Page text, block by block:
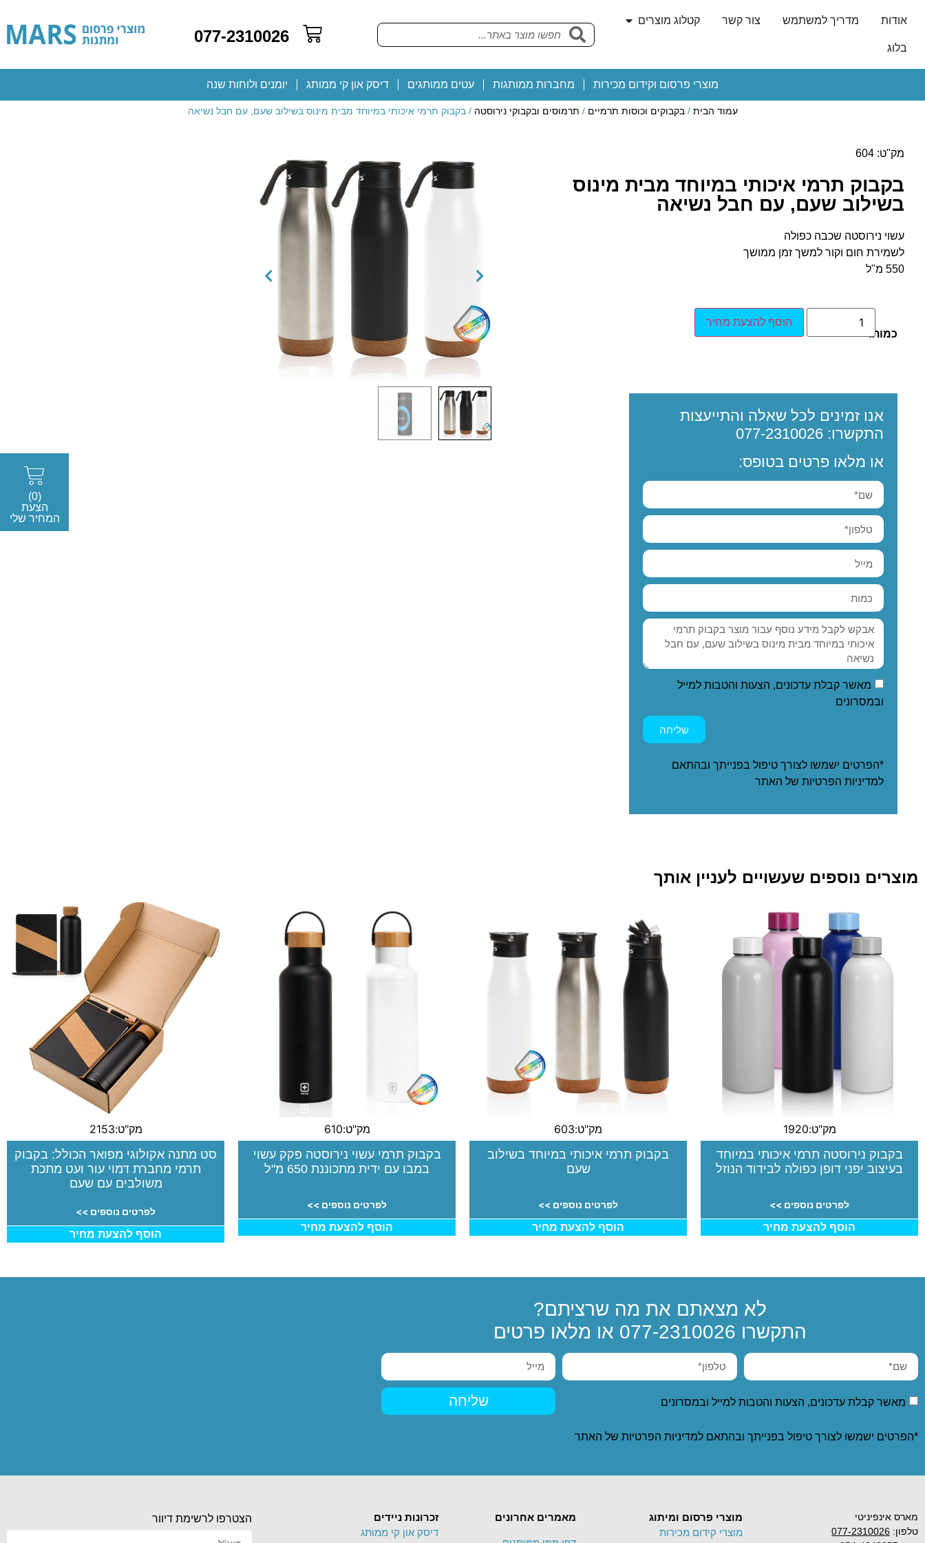
אודות מדריך למשתמש צור קשר קטלוג מוצרים
בלוג
077-2310026
מוצרי פרסום וקידום מכירות מחברות ממותגות עטים ממותגים דיסק און קי ממותג יומנים ולוחות שנה
עמוד הבית /בקבוקים וכוסות תרמיים / תרמוסים ובקבוקי נירוסטה / בקבוק תרמי איכותי במיוחד מבית מינוס בשילוב שעם, עם חבל נשיאה
מק"ט: 604
בקבוק תרמי איכותי במיוחד מבית מינוס
בשילוב שעם, עם חבל נשיאה
עשוי נירוסטה שכבה כפולה
לשמירת חום וקור למשך זמן ממושך
550 מ"ל
כמות:
הוסף להצעת מחיר
אנו זמינים לכל שאלה והתייעצות
התקשרו: 077-2310026
או מלאו פרטים בטופס:
מאשר קבלת עדכונים, הצעות והטבות למייל
ובמסרונים
שליחה
*הפרטים ישמשו לצורך טיפול בפנייתך ובהתאם
למדיניות הפרטיות של האתר
מוצרים נוספים שעשויים לעניין אותך
מק"ט:1920
בקבוק נירוסטה תרמי איכותי במיוחד
בעיצוב יפני דופן כפולה לבידוד הנוזל
לפרטים נוספים >>
הוסף להצעת מחיר
מק"ט:603
בקבוק תרמי איכותי במיוחד בשילוב
שעם
לפרטים נוספים >>
הוסף להצעת מחיר
מק"ט:610
בקבוק תרמי עשוי נירוסטה פקק עשוי
במבו עם ידית מתכוננת 650 מ"ל
לפרטים נוספים >>
הוסף להצעת מחיר
מק"ט:2153
סט מתנה אקולוגי מפואר הכולל: בקבוק
תרמי מחברת דמוי עור ועט מתכת
משולבים עם שעם
לפרטים נוספים >>
הוסף להצעת מחיר
לא מצאתם את מה שרציתם?
התקשרו 077-2310026 או מלאו פרטים
מאשר קבלת עדכונים, הצעות והטבות למייל ובמסרונים שליחה
*הפרטים ישמשו לצורך טיפול בפנייתך ובהתאם למדיניות הפרטיות של האתר
מארס אינפיניטי
טלפון: 077-2310026
מוצרי פרסום ומיתוג
מוצרי קידום מכירות
מאמרים אחרונים
זכרונות ניידים
דיסק און קי ממותג
הצטרפו לרשימת דיוור
(0)
הצעת
המחיר שלי